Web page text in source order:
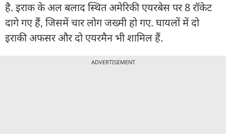
है. इराक के अल बलाद स्थित अमेरिकी एयरबेस पर 8 रॉकेट
दागे गए हैं, जिसमें चार लोग जख्मी हो गए. घायलों में दो
इराकी अफसर और दो एयरमैन भी शामिल हैं.
ADVERTISEMENT